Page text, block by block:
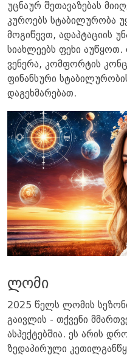
უცნაურ შეთავაზებას
კუროებს სტაბილურობა
მოგიწევთ, ადაპტაციის
სიახლეებს ფეხი
ვენერა, კომფორტის
ფინანსური
დაგეხმარებათ.
ლომი
2025 წელს ლომის
გაივლის - თქვენი
ასპექტებშია. ეს არის
ზედაპირული